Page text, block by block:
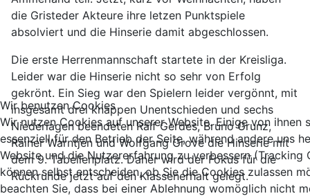
die Gristeder Akteure ihre letzen Punktspiele
absolviert und die Hinserie damit abgeschlossen.
Die erste Herrenmannschaft startete in der Kreisliga.
Leider war die Hinserie nicht so sehr von Erfolg
gekrönt. Ein Sieg war den Spielern leider vergönnt, mit
insgesamt drei knappen Unentschieden und sechs
Niederlagen beendeten Ralf Gerdes, Bruno Grunz,
Rainer Warntjen und Wolfgang Grove die Hinserie mit
dem 9. Tabellenplatz. Daher wird der Fokus für die
Rückrunde jetzt auf den Klassenerhalt gelegt.
Wir benutzen Cookies
Wir nutzen Cookies auf unserer Website. Einige von ihnen
essenziell für den Betrieb der Seite, während andere uns
Website und die Nutzererfahrung zu verbessern (Tracking
können selbst entscheiden, ob Sie die Cookies zulassen
beachten Sie, dass bei einer Ablehnung womöglich nicht